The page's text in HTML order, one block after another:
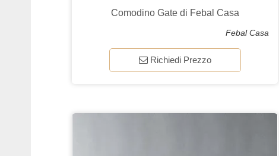
Comodino Gate di Febal Casa
Febal Casa
Richiedi Prezzo